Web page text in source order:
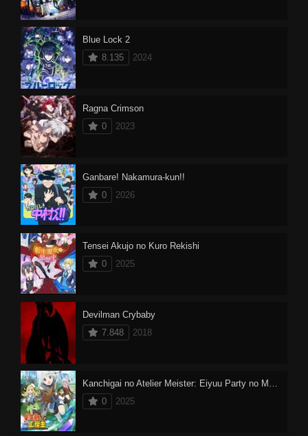
Blue Lock 2
8.135
2024
Ragna Crimson
0
2023
Ganbare! Nakamura-kun!!
0
2026
Tensei Akujo no Kuro Rekishi
0
2025
Devilman Crybaby
7.848
2018
0
2025